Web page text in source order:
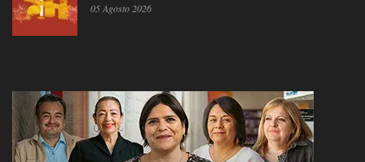
05 Agosto 2026